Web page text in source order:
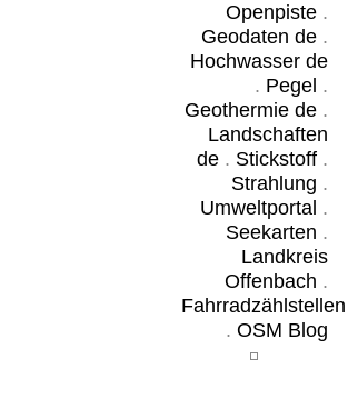
Openpiste.
Geodaten de.
Hochwasser de
. Pegel .
Geothermie de.
Landschaften
de. Stickstoff.
Strahlung .
Umweltportal .
Seekarten .
Landkreis
Offenbach .
Fahrradzählstellen
. OSM Blog